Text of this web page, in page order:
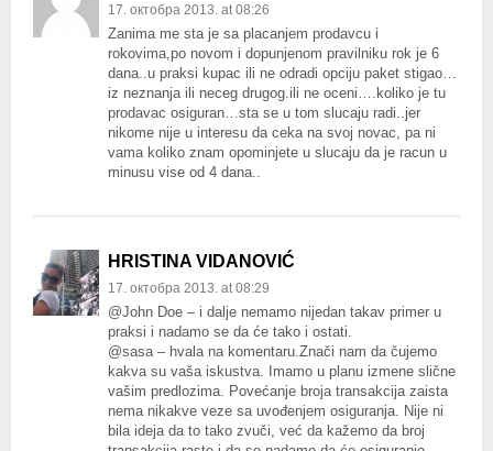
17. октобра 2013. at 08:26
Zanima me sta je sa placanjem prodavcu i
rokovima,po novom i dopunjenom pravilniku rok je 6
dana..u praksi kupac ili ne odradi opciju paket stigao…
iz neznanja ili neceg drugog.ili ne oceni….koliko je tu
prodavac osiguran…sta se u tom slucaju radi..jer
nikome nije u interesu da ceka na svoj novac, pa ni
vama koliko znam opominjete u slucaju da je racun u
minusu vise od 4 dana..
HRISTINA VIDANOVIĆ
17. октобра 2013. at 08:29
@John Doe – i dalje nemamo nijedan takav primer u
praksi i nadamo se da će tako i ostati.
@sasa – hvala na komentaru.Znači nam da čujemo
kakva su vaša iskustva. Imamo u planu izmene slične
vašim predlozima. Povećanje broja transakcija zaista
nema nikakve veze sa uvođenjem osiguranja. Nije ni
bila ideja da to tako zvuči, već da kažemo da broj